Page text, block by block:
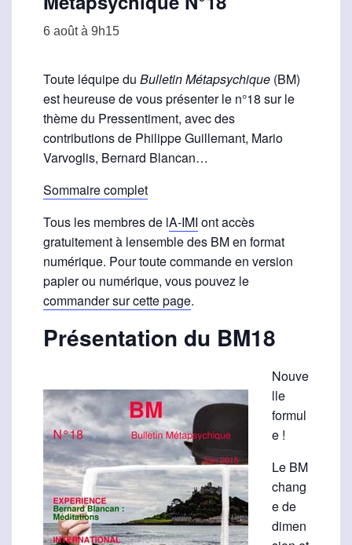
6 août à 9h15
Toute léquipe du Bulletin Métapsychique (BM)
est heureuse de vous présenter le n°18 sur le
thème du Pressentiment, avec des
contributions de Philippe Guillemant, Mario
Varvoglis, Bernard Blancan…
Sommaire complet
Tous les membres de lA-IMI ont accès
gratuitement à lensemble des BM en format
numérique. Pour toute commande en version
papier ou numérique, vous pouvez le
commander sur cette page.
Présentation du BM18
Nouve
lle
formul
e !
Le BM
chang
e de
dimen